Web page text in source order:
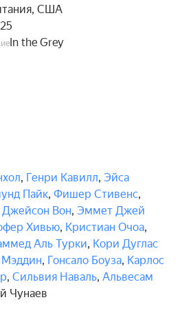
США
In the Grey
, Генри Кавилл, Эйса
Пайк, Фишер Стивенс,
Джейсон Вон, Эммет Джей
Хивью, Кристиан Очоа,
Аль Турки, Кори Дуглас
Мэддин, Гонсало Боуза, Карлос
, Сильвия Наваль, Альвесам
Чунаев